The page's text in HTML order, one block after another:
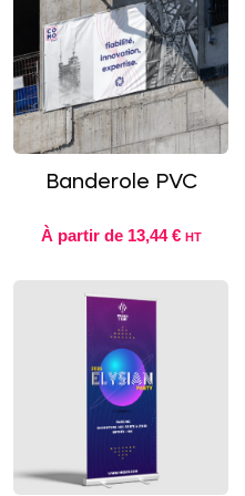
Banderole PVC
À partir de 13,44 € HT